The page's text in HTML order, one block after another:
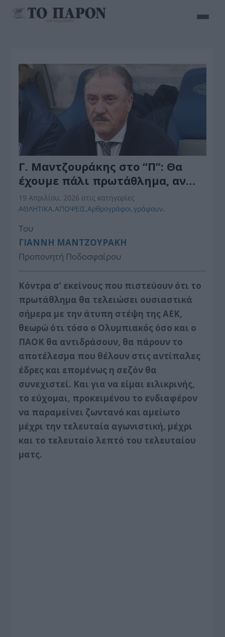
Γ. Μαντζουράκης στο “Π”: Θα
έχουμε πάλι πρωτάθλημα, αν…
19 Απριλίου, 2026 στις κατηγορίες
ΑΘΛΗΤΙΚΑ,ΑΠΟΨΕΙΣ,Αρθρογράφοι,γράφουν,
Του
ΓΙΑΝΝΗ ΜΑΝΤΖΟΥΡΑΚΗ
Προπονητή Ποδοσφαίρου
Κόντρα σ’ εκείνους που πιστεύουν ότι το
πρωτάθλημα θα τελειώσει ουσιαστικά
σήμερα με την άτυπη στέψη της ΑΕΚ,
θεωρώ ότι τόσο ο Ολυμπιακός όσο και ο
ΠΑΟΚ θα αντιδράσουν, θα πάρουν το
αποτέλεσμα που θέλουν στις αντίπαλες
έδρες και επομένως η σεζόν θα
συνεχιστεί. Και για να είμαι ειλικρινής,
το εύχομαι, προκειμένου το ενδιαφέρον
να παραμείνει ζωντανό και αμείωτο
μέχρι την τελευταία αγωνιστική, μέχρι
και το τελευταίο λεπτό του τελευταίου
ματς.